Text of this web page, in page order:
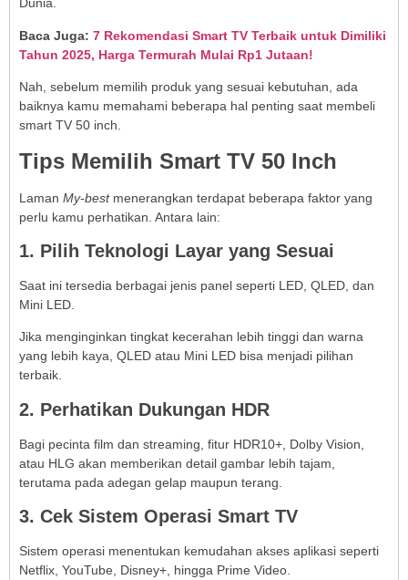
Dunia.
Baca Juga: 7 Rekomendasi Smart TV Terbaik untuk Dimiliki
Tahun 2025, Harga Termurah Mulai Rp1 Jutaan!
Nah, sebelum memilih produk yang sesuai kebutuhan, ada
baiknya kamu memahami beberapa hal penting saat membeli
smart TV 50 inch.
Tips Memilih Smart TV 50 Inch
Laman My-bestmenerangkan terdapat beberapa faktor yang
perlu kamu perhatikan. Antara lain:
1. Pilih Teknologi Layar yang Sesuai
Saat ini tersedia berbagai jenis panel seperti LED, QLED, dan
Mini LED.
Jika menginginkan tingkat kecerahan lebih tinggi dan warna
yang lebih kaya, QLED atau Mini LED bisa menjadi pilihan
terbaik.
2. Perhatikan Dukungan HDR
Bagi pecinta film dan streaming, fitur HDR10+, Dolby Vision,
atau HLG akan memberikan detail gambar lebih tajam,
terutama pada adegan gelap maupun terang.
3. Cek Sistem Operasi Smart TV
Sistem operasi menentukan kemudahan akses aplikasi seperti
Netflix, YouTube, Disney+, hingga Prime Video.